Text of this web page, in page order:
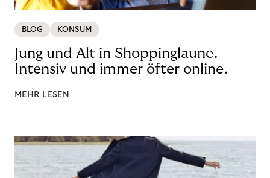
BLOG KONSUM
Jung und Alt in Shoppinglaune.
Intensiv und immer öfter online.
MEHR LESEN